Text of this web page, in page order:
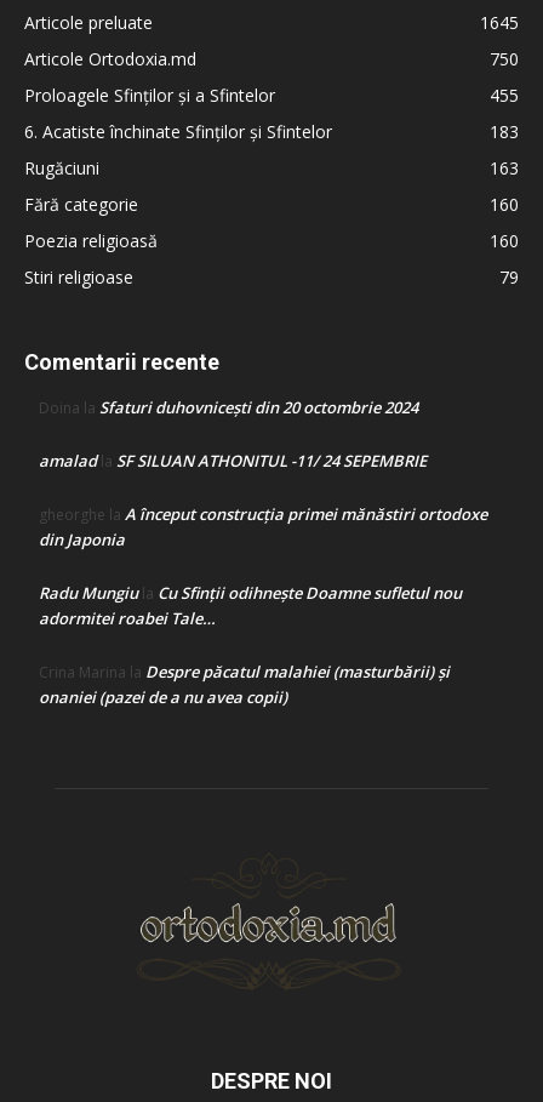
Articole preluate
1645
Articole Ortodoxia.md
750
Proloagele Sfinților și a Sfintelor
455
6. Acatiste închinate Sfinților și Sfintelor
183
Rugăciuni
163
Fără categorie
160
Poezia religioasă
160
Stiri religioase
79
Comentarii recente
Doina la Sfaturi duhovnicești din 20 octombrie 2024
amaladla SF SILUAN ATHONITUL -11/ 24 SEPEMBRIE
gheorghe la A început construcţia primei mănăstiri ortodoxe
din Japonia
Radu Mungiula Cu Sfinții odihnește Doamne sufletul nou
adormitei roabei Tale…
Crina Marina la Despre păcatul malahiei (masturbării) şi
onaniei (pazei de a nu avea copii)
DESPRE NOI